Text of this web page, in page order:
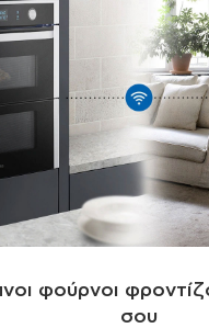
φούρνοι
σου